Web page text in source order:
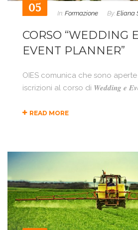
05 In: Formazione By: Eliana
CORSO “WEDDING E
EVENT PLANNER”
OIES comunica che sono
iscrizioni al corso di 𝑾𝒆𝒅𝒅𝒊𝒏𝒈 𝒆
READ MORE